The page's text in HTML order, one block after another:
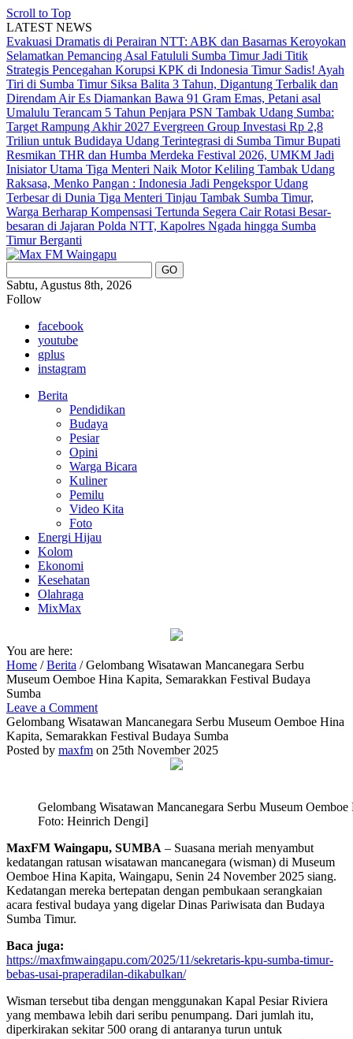
Scroll to Top
LATEST NEWS
Evakuasi Dramatis di Perairan NTT: ABK dan Basarnas Keroyokan
Selamatkan Pemancing Asal Fatululi Sumba Timur Jadi Titik
Strategis Pencegahan Korupsi KPK di Indonesia Timur Sadis! Ayah
Tiri di Sumba Timur Siksa Balita 3 Tahun, Digantung Terbalik dan
Direndam Air Es Diamankan Bawa 91 Gram Emas, Petani asal
Umalulu Terancam 5 Tahun Penjara PSN Tambak Udang Sumba:
Target Rampung Akhir 2027 Evergreen Group Investasi Rp 2,8
Triliun untuk Budidaya Udang Terintegrasi di Sumba TimurBupati
Resmikan THR dan Humba Merdeka Festival 2026, UMKM Jadi
Inisiator Utama Tiga Menteri Naik Motor Keliling Tambak Udang
Raksasa, Menko Pangan : Indonesia Jadi Pengekspor Udang
Terbesar di Dunia Tiga Menteri Tinjau Tambak Sumba Timur,
Warga Berharap Kompensasi Tertunda Segera CairRotasi Besar-
besaran di Jajaran Polda NTT, Kapolres Ngada hingga Sumba
Timur Berganti
Sabtu, Agustus 8th, 2026
Follow
facebook
youtube
gplus
instagram
Berita
Pendidikan
Budaya
Pesiar
Opini
Warga Bicara
Kuliner
Pemilu
Video Kita
Foto
Energi Hijau
Kolom
Ekonomi
Kesehatan
Olahraga
MixMax
You are here:
Home /Berita /Gelombang Wisatawan Mancanegara Serbu
Museum Oemboe Hina Kapita, Semarakkan Festival Budaya
Sumba
Leave a Comment
Gelombang Wisatawan Mancanegara Serbu Museum Oemboe Hina
Kapita, Semarakkan Festival Budaya Sumba
Posted by maxfm on 25th November 2025
Gelombang Wisatawan Mancanegara Serbu Museum
Foto: Heinrich Dengi]
MaxFM Waingapu, SUMBA – Suasana meriah menyambut
kedatangan ratusan wisatawan mancanegara (wisman) di Museum
Oemboe Hina Kapita, Waingapu, Senin 24 November 2025 siang.
Kedatangan mereka bertepatan dengan pembukaan serangkaian
acara festival budaya yang digelar Dinas Pariwisata dan Budaya
Sumba Timur.
Baca juga:
https://maxfmwaingapu.com/2025/11/sekretaris-kpu-sumba-timur-
bebas-usai-praperadilan-dikabulkan/
Wisman tersebut tiba dengan menggunakan Kapal Pesiar Riviera
yang membawa lebih dari seribu penumpang. Dari jumlah itu,
diperkirakan sekitar 500 orang di antaranya turun untuk